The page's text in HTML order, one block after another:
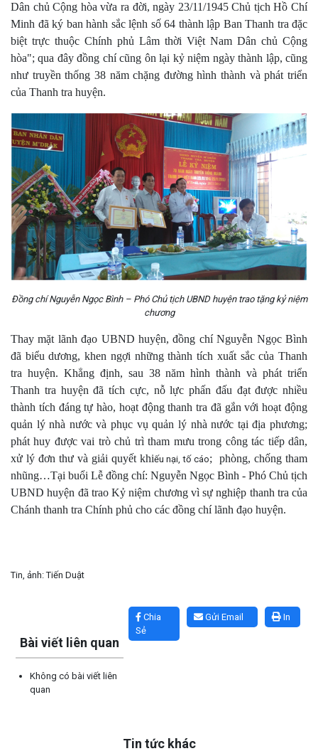
Dân chủ Cộng hòa vừa ra đời, ngày 23/11/1945 Chủ tịch Hồ Chí
Minh đã ký ban hành sắc lệnh số 64 thành lập Ban Thanh tra đặc
biệt trực thuộc Chính phủ Lâm thời Việt Nam Dân chủ Cộng
hòa"; qua đây đồng chí cũng ôn lại kỷ niệm ngày thành lập, cũng
như truyền thống 38 năm chặng đường hình thành và phát triển
của Thanh tra huyện.
Đồng chí Nguyễn Ngọc Bình – Phó Chủ tịch UBND huyện trao tặng kỷ niệm
chương
Thay mặt lãnh đạo UBND huyện, đồng chí Nguyễn Ngọc Bình
đã biểu dương, khen ngợi những thành tích xuất sắc của Thanh
tra huyện. Khẳng định, sau 38 năm hình thành và phát triển
Thanh tra huyện đã tích cực, nỗ lực phấn đấu đạt được nhiều
thành tích đáng tự hào, hoạt động thanh tra đã gắn với hoạt động
quản lý nhà nước và phục vụ quản lý nhà nước tại địa phương;
phát huy được vai trò chủ trì tham mưu trong công tác tiếp dân,
xử lý đơn thư và giải quyết khiếu nại, tố cáo; phòng, chống tham
nhũng…Tại buổi Lễ đồng chí: Nguyễn Ngọc Bình - Phó Chủ tịch
UBND huyện đã trao Kỷ niệm chương vì sự nghiệp thanh tra của
Chánh thanh tra Chính phủ cho các đồng chí lãnh đạo huyện.
Tin, ảnh: Tiến Duật
In
Gửi Email
Chia
Sẻ
Bài viết liên quan
Không có bài viết liên
quan
Tin tức khác